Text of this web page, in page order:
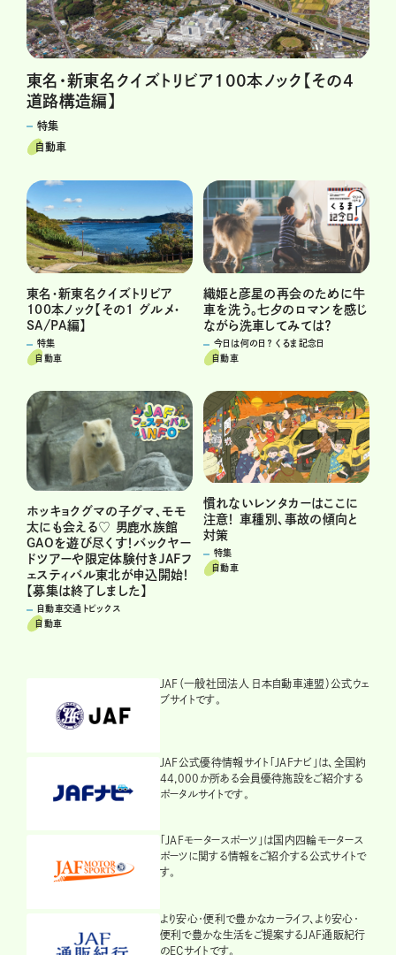
東名・新東名クイズトリビア100本ノック【その4
道路構造編】
特集
自動車
東名・新東名クイズトリビア
100本ノック【その1 グルメ・
SA/PA編】
特集
自動車
織姫と彦星の再会のために牛
車を洗う。七夕のロマンを感じ
ながら洗車してみては？
今日は何の日？ くるま記念日
自動車
ホッキョクグマの子グマ、モモ
太にも会える♡ 男鹿水族館
GAOを遊び尽くす！バックヤー
ドツアーや限定体験付きJAFフ
ェスティバル東北が申込開始！
【募集は終了しました】
自動車交通トピックス
自動車
慣れないレンタカーはここに
注意！ 車種別、事故の傾向と
対策
特集
自動車
JAF（一般社団法人 日本自動車連盟）公式ウェ
ブサイトです。
JAF公式優待情報サイト「JAFナビ」は、全国約
44,000か所ある会員優待施設をご紹介する
ポータルサイトです。
「JAFモータースポーツ」は国内四輪モータース
ポーツに関する情報をご紹介する公式サイトで
す。
より安心・便利で豊かなカーライフ、より安心・
便利で豊かな生活をご提案するJAF通販紀行
のECサイトです。